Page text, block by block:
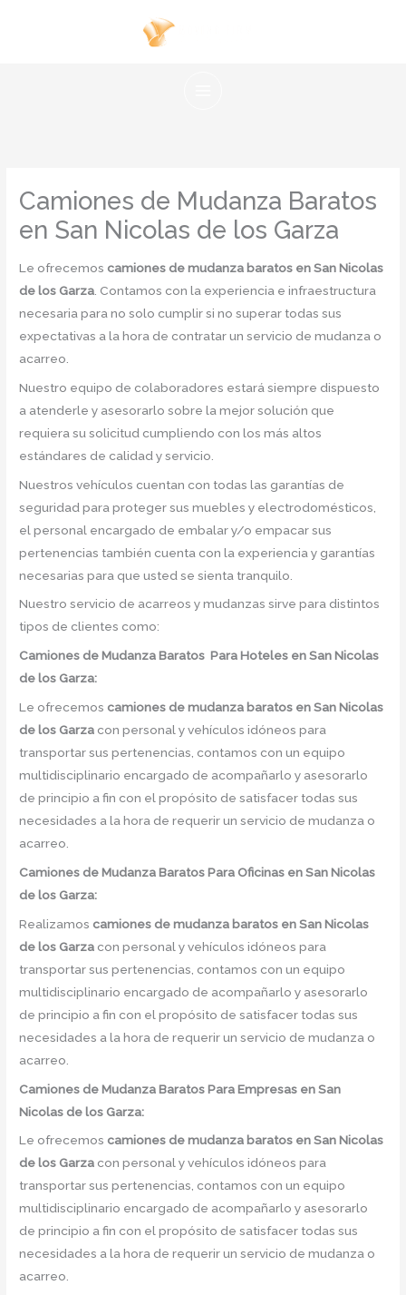
Camiones de Mudanza Baratos
en San Nicolas de los Garza
Le ofrecemos camiones de mudanza baratos en San Nicolas
de los Garza . Contamos con la experiencia e infraestructura
necesaria para no solo cumplir si no superar todas sus
expectativas a la hora de contratar un servicio de mudanza o
acarreo.
Nuestro equipo de colaboradores estará siempre dispuesto
a atenderle y asesorarlo sobre la mejor solución que
requiera su solicitud cumpliendo con los más altos
estándares de calidad y servicio.
Nuestros vehículos cuentan con todas las garantías de
seguridad para proteger sus muebles y electrodomésticos,
el personal encargado de embalar y/o empacar sus
pertenencias también cuenta con la experiencia y garantías
necesarias para que usted se sienta tranquilo.
Nuestro servicio de acarreos y mudanzas sirve para distintos
tipos de clientes como:
Camiones de Mudanza Baratos Para Hoteles en San Nicolas
de los Garza:
Le ofrecemos camiones de mudanza baratos enSan Nicolas
de los Garza con personal y vehículos idóneos para
transportar sus pertenencias, contamos con un equipo
multidisciplinario encargado de acompañarlo y asesorarlo
de principio a fin con el propósito de satisfacer todas sus
necesidades a la hora de requerir un servicio de mudanza o
acarreo.
Camiones de Mudanza Baratos Para Oficinas en San Nicolas
de los Garza:
Realizamos camiones de mudanza baratos enSan Nicolas
de los Garza con personal y vehículos idóneos para
transportar sus pertenencias, contamos con un equipo
multidisciplinario encargado de acompañarlo y asesorarlo
de principio a fin con el propósito de satisfacer todas sus
necesidades a la hora de requerir un servicio de mudanza o
acarreo.
Camiones de Mudanza Baratos Para Empresas en San
Nicolas de los Garza:
Le ofrecemos camiones de mudanza baratos enSan Nicolas
de los Garza con personal y vehículos idóneos para
transportar sus pertenencias, contamos con un equipo
multidisciplinario encargado de acompañarlo y asesorarlo
de principio a fin con el propósito de satisfacer todas sus
necesidades a la hora de requerir un servicio de mudanza o
acarreo.